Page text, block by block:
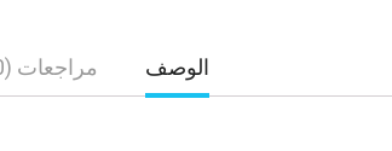
الوصف مراجعات (0)